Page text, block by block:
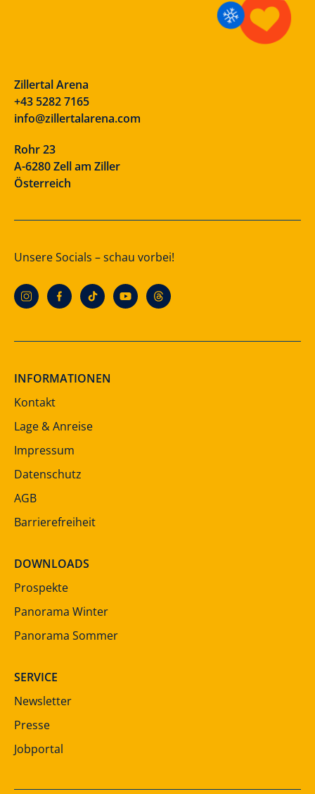
Zillertal Arena
+43 5282 7165
info@zillertalarena.com
Rohr 23
A-6280 Zell am Ziller
Österreich
Unsere Socials – schau vorbei!
INFORMATIONEN
Kontakt
Lage & Anreise
Impressum
Datenschutz
AGB
Barrierefreiheit
DOWNLOADS
Prospekte
Panorama Winter
Panorama Sommer
SERVICE
Newsletter
Presse
Jobportal